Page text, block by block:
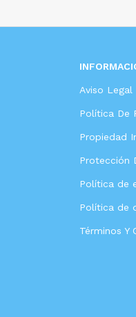
Aviso Legal
Política De
Propiedad
Protección
Política de
Política de
Términos Y